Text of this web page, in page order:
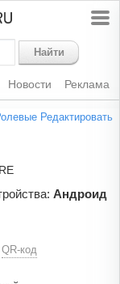
Найти
Новости Реклама
Редактировать
Андроид
QR-код